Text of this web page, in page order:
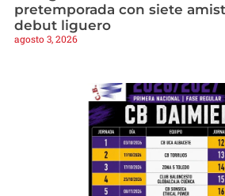
pretemporada con siete
debut liguero
agosto 3, 2026